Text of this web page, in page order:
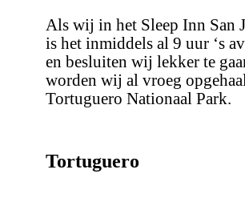
Als wij in het Sleep Inn San
is het inmiddels al 9 uur ‘s
en besluiten wij lekker te
worden wij al vroeg
Tortuguero Nationaal Park.
Tortuguero